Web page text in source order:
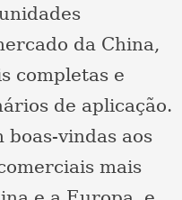
da China,
completas e
de aplicação.
boas-vindas aos
mais